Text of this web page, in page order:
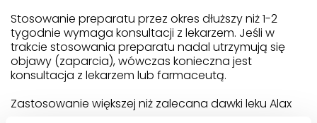
Stosowanie preparatu przez okres dłuższy niż 1-2
tygodnie wymaga konsultacji z lekarzem. Jeśli w
trakcie stosowania preparatu nadal utrzymują się
objawy (zaparcia), wówczas konieczna jest
konsultacja z lekarzem lub farmaceutą.
Zastosowanie większej niż zalecana dawki leku Alax